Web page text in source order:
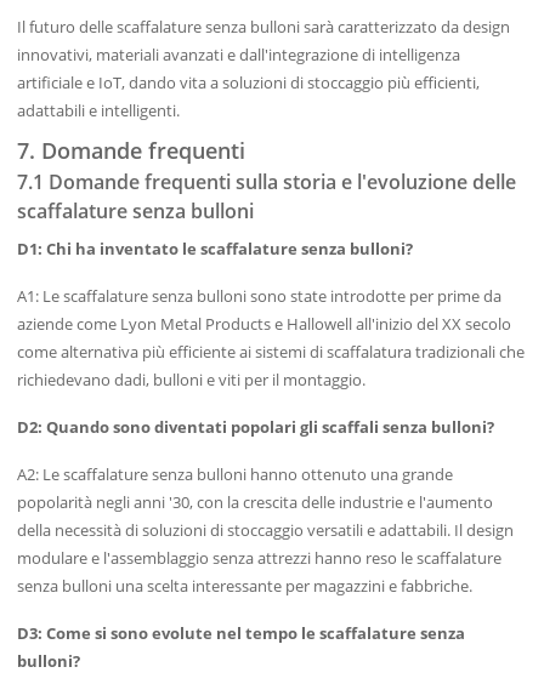
Il futuro delle scaffalature senza bulloni sarà caratterizzato da design
innovativi, materiali avanzati e dall'integrazione di intelligenza
artificiale e IoT, dando vita a soluzioni di stoccaggio più efficienti,
adattabili e intelligenti.
7. Domande frequenti
7.1 Domande frequenti sulla storia e l'evoluzione delle
scaffalature senza bulloni
D1: Chi ha inventato le scaffalature senza bulloni?
A1: Le scaffalature senza bulloni sono state introdotte per prime da
aziende come Lyon Metal Products e Hallowell all'inizio del XX secolo
come alternativa più efficiente ai sistemi di scaffalatura tradizionali che
richiedevano dadi, bulloni e viti per il montaggio.
D2: Quando sono diventati popolari gli scaffali senza bulloni?
A2: Le scaffalature senza bulloni hanno ottenuto una grande
popolarità negli anni '30, con la crescita delle industrie e l'aumento
della necessità di soluzioni di stoccaggio versatili e adattabili. Il design
modulare e l'assemblaggio senza attrezzi hanno reso le scaffalature
senza bulloni una scelta interessante per magazzini e fabbriche.
D3: Come si sono evolute nel tempo le scaffalature senza
bulloni?